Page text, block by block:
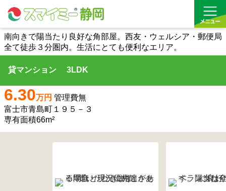
お気に入り
沿線から探す(借りる)
通勤・通学時間から探す(借りる)
南向きで陽当たり良好な角部屋。西友・ウェルシア・郵便局
全て徒歩３分圏内。生活にとても便利なエリア。
貸マンション 3LDK
6.30万円 管理費無
富士市青島町１９５－３
専有面積66m²